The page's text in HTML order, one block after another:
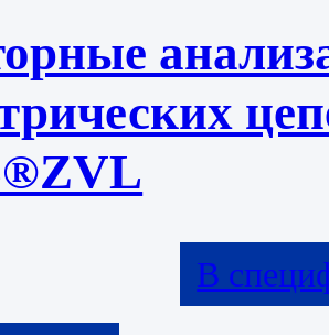
В